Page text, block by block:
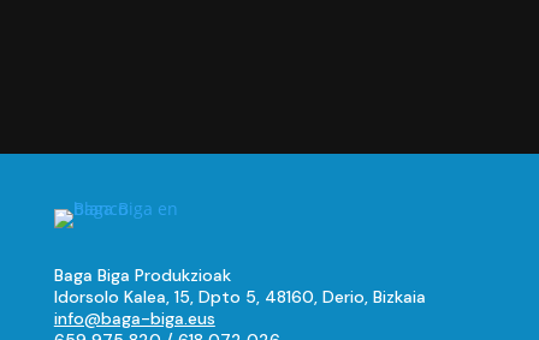
Baga Biga Produkzioak
Idorsolo Kalea, 15, Dpto 5, 48160, Derio, Bizkaia
info@baga-biga.eus